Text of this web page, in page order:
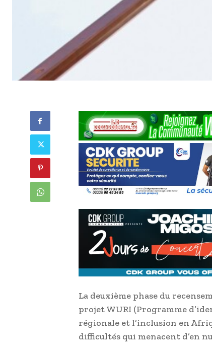
La deuxième phase du
projet WURI (Programme
régionale et l’inclusion en
difficultés qui menacent d’en